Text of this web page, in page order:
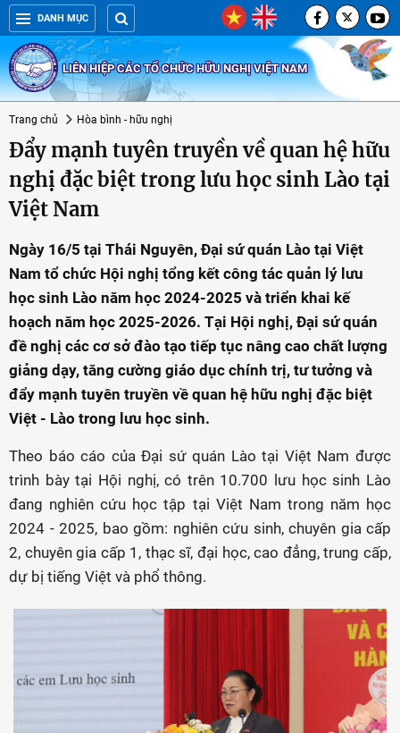
DANH MỤC
LIÊN HIỆP CÁC TỔ CHỨC HỮU NGHỊ VIỆT NAM
Trang chủ Hòa bình - hữu nghị
Đẩy mạnh tuyên truyền về quan hệ hữu
nghị đặc biệt trong lưu học sinh Lào tại
Việt Nam
Ngày 16/5 tại Thái Nguyên, Đại sứ quán Lào tại Việt
Nam tổ chức Hội nghị tổng kết công tác quản lý lưu
học sinh Lào năm học 2024-2025 và triển khai kế
hoạch năm học 2025-2026. Tại Hội nghị, Đại sứ quán
đề nghị các cơ sở đào tạo tiếp tục nâng cao chất lượng
giảng dạy, tăng cường giáo dục chính trị, tư tưởng và
đẩy mạnh tuyên truyền về quan hệ hữu nghị đặc biệt
Việt - Lào trong lưu học sinh.
Theo báo cáo của Đại sứ quán Lào tại Việt Nam được
trình bày tại Hội nghị, có trên 10.700 lưu học sinh Lào
đang nghiên cứu học tập tại Việt Nam trong năm học
2024 - 2025, bao gồm: nghiên cứu sinh, chuyên gia cấp
2, chuyên gia cấp 1, thạc sĩ, đại học, cao đẳng, trung cấp,
dự bị tiếng Việt và phổ thông.